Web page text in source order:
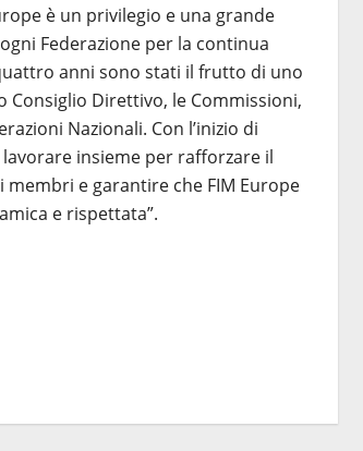
è un privilegio e una grande
Federazione per la continua
anni sono stati il frutto di uno
Direttivo, le Commissioni,
Nazionali. Con l’inizio di
insieme per rafforzare il
e garantire che FIM Europe
e rispettata”.